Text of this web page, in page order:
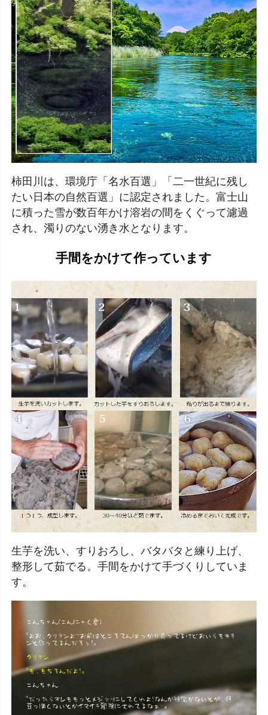
柿田川は、環境庁「名水百選」「二一世紀に残し
たい日本の自然百選」に認定されました。富士山
に積った雪が数百年かけ溶岩の間をくぐって濾過
され、濁りのない湧き水となります。
手間をかけて作っています
生芋を洗い、すりおろし、バタバタと練り上げ、
整形して茹でる。手間をかけて手づくりしていま
す。